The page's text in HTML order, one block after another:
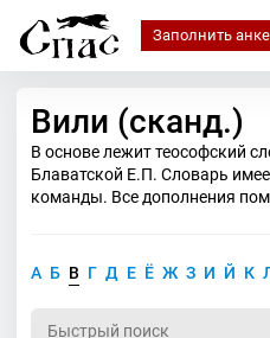
Заполнить
Вили (сканд.)
В основе лежит теософский
Блаватской Е.П. Словарь
команды. Все дополнения
А Б В Г Д Е Ё Ж З И Й К